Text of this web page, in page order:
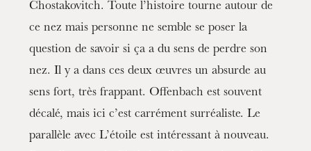
Chostakovitch. Toute l’histoire tourne autour de
ce nez mais personne ne semble se poser la
question de savoir si ça a du sens de perdre son
nez. Il y a dans ces deux œuvres un absurde au
sens fort, très frappant. Offenbach est souvent
décalé, mais ici c’est carrément surréaliste. Le
parallèle avec L’étoile est intéressant à nouveau.